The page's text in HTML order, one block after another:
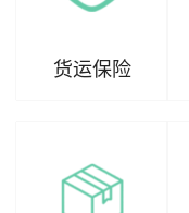
货运保险